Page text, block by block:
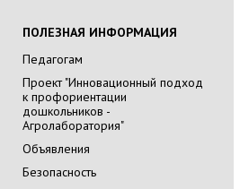
ПОЛЕЗНАЯ ИНФОРМАЦИЯ
Педагогам
Проект "Инновационный подход
к профориентации
дошкольников -
Агролаборатория"
Объявления
Безопасность